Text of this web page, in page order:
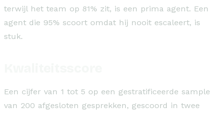
terwijl het team op 81% zit, is een prima agent. Een
agent die 95% scoort omdat hij nooit escaleert, is
stuk.
Een cijfer van 1 tot 5 op een gestratificeerde sample
van 200 afgesloten gesprekken, gescoord in twee